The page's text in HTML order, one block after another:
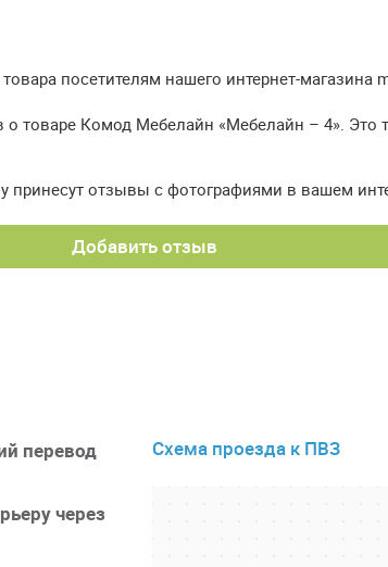
посетителям нашего интернет-магазина
товаре Комод Мебелайн «Мебелайн – 4».
принесут отзывы с фотографиями в вашем
Добавить отзыв
перевод
через
Схема проезда к ПВЗ